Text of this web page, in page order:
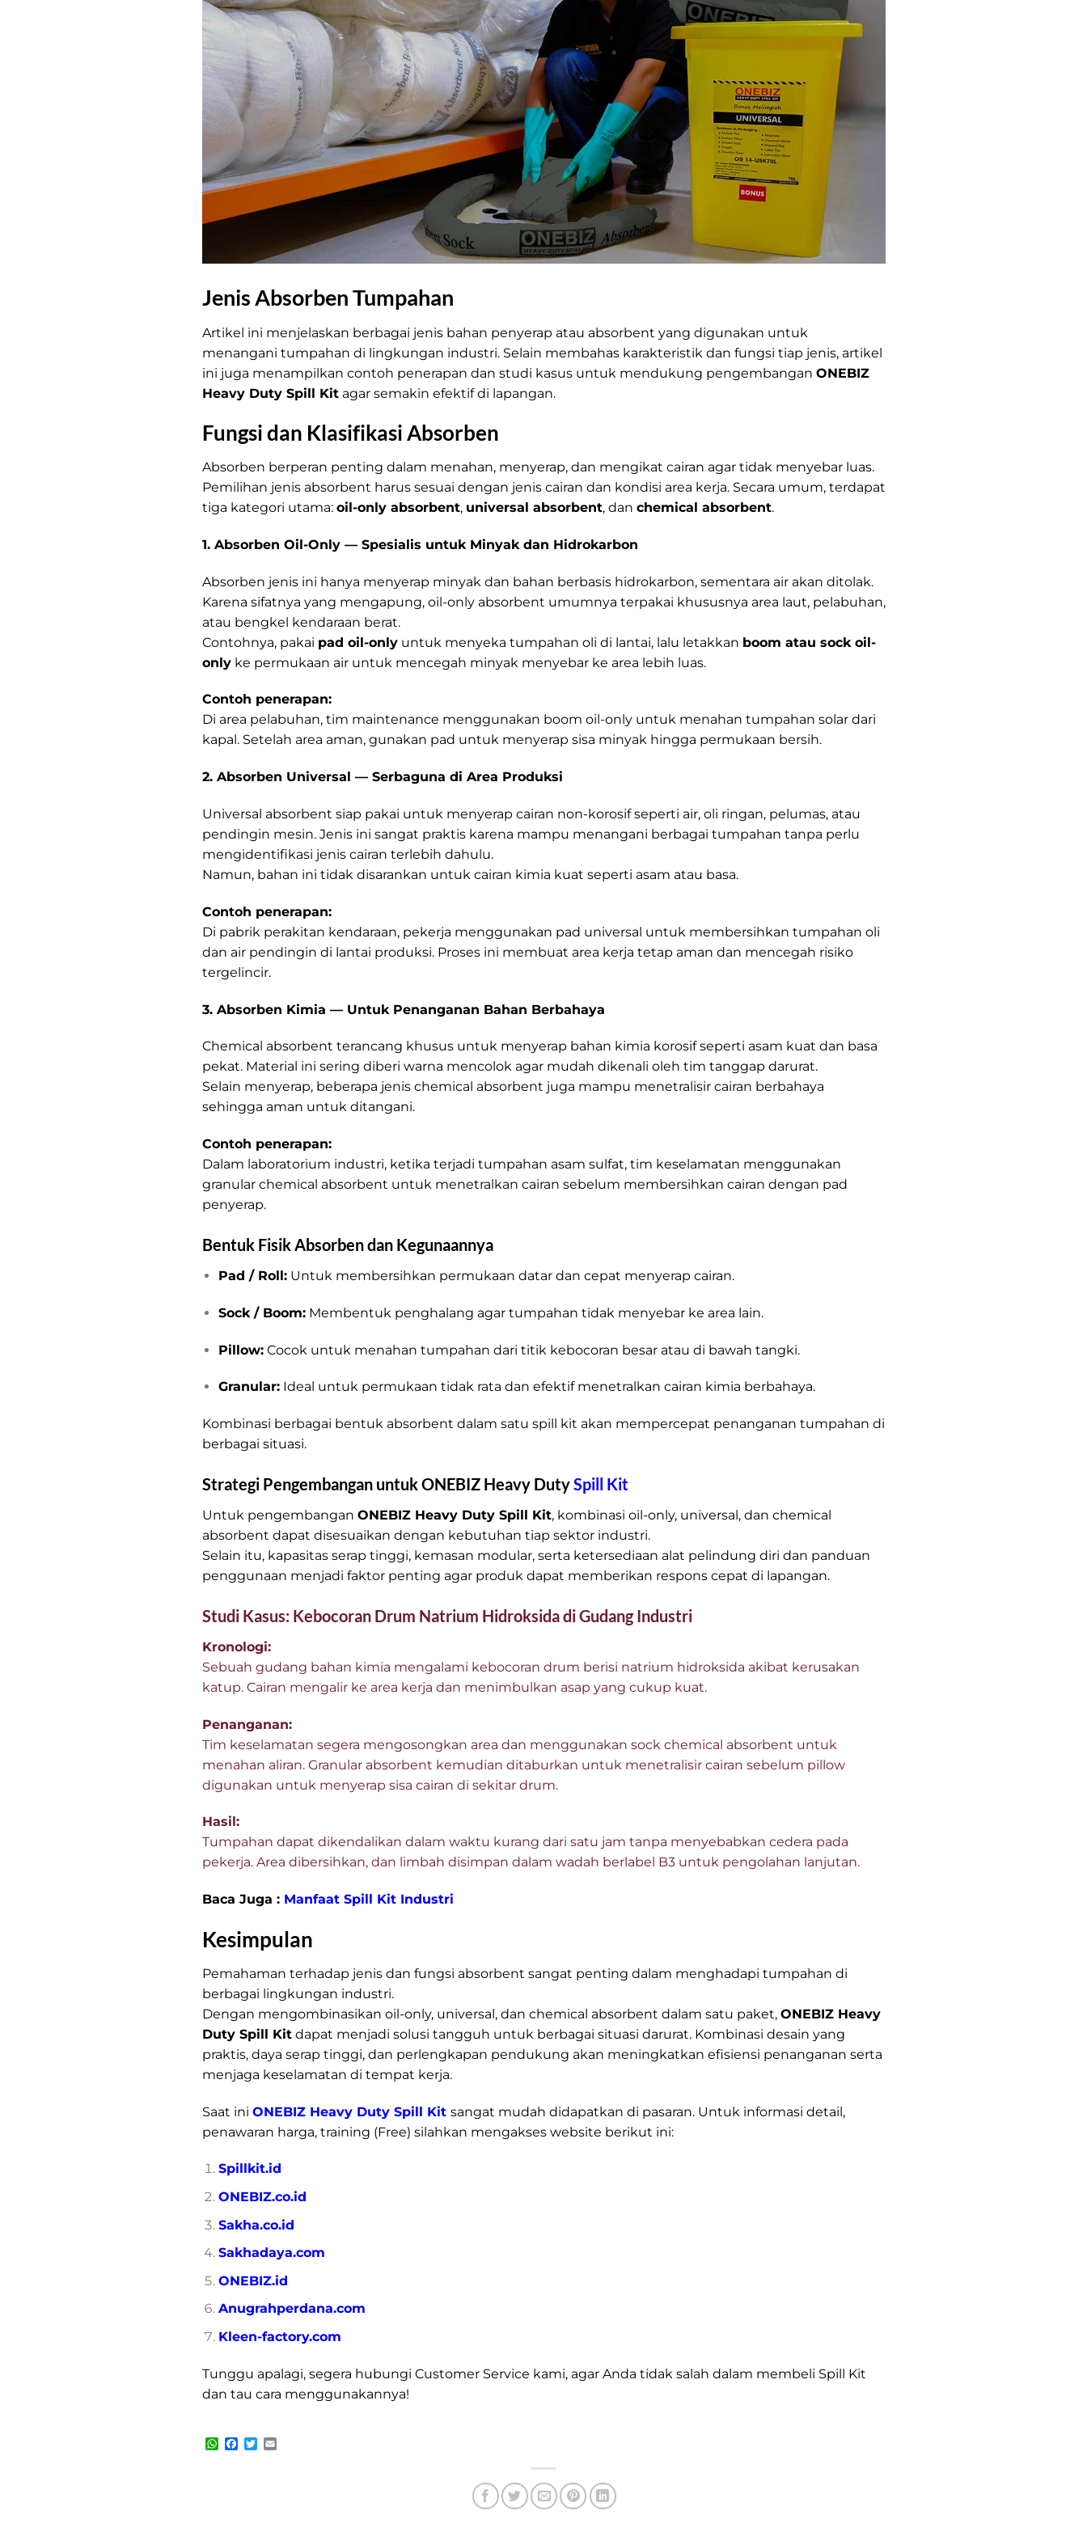
Jenis Absorben Tumpahan
Artikel ini menjelaskan berbagai jenis bahan penyerap atau absorbent yang digunakan untuk
menangani tumpahan di lingkungan industri. Selain membahas karakteristik dan fungsi tiap jenis, artikel
ini juga menampilkan contoh penerapan dan studi kasus untuk mendukung pengembangan ONEBIZ
Heavy Duty Spill Kitagar semakin efektif di lapangan.
Fungsi dan Klasifikasi Absorben
Absorben berperan penting dalam menahan, menyerap, dan mengikat cairan agar tidak menyebar luas.
Pemilihan jenis absorbent harus sesuai dengan jenis cairan dan kondisi area kerja. Secara umum, terdapat
tiga kategori utama: oil-only absorbent, universal absorbent, dan chemical absorbent.
1. Absorben Oil-Only — Spesialis untuk Minyak dan Hidrokarbon
Absorben jenis ini hanya menyerap minyak dan bahan berbasis hidrokarbon, sementara air akan ditolak.
Karena sifatnya yang mengapung, oil-only absorbent umumnya terpakai khususnya area laut, pelabuhan,
atau bengkel kendaraan berat.
Contohnya, pakai pad oil-onlyuntuk menyeka tumpahan oli di lantai, lalu letakkan boom atau sock oil-
onlyke permukaan air untuk mencegah minyak menyebar ke area lebih luas.
Contoh penerapan:
Di area pelabuhan, tim maintenance menggunakan boom oil-only untuk menahan tumpahan solar dari
kapal. Setelah area aman, gunakan pad untuk menyerap sisa minyak hingga permukaan bersih.
2. Absorben Universal — Serbaguna di Area Produksi
Universal absorbent siap pakai untuk menyerap cairan non-korosif seperti air, oli ringan, pelumas, atau
pendingin mesin. Jenis ini sangat praktis karena mampu menangani berbagai tumpahan tanpa perlu
mengidentifikasi jenis cairan terlebih dahulu.
Namun, bahan ini tidak disarankan untuk cairan kimia kuat seperti asam atau basa.
Contoh penerapan:
Di pabrik perakitan kendaraan, pekerja menggunakan pad universal untuk membersihkan tumpahan oli
dan air pendingin di lantai produksi. Proses ini membuat area kerja tetap aman dan mencegah risiko
tergelincir.
3. Absorben Kimia — Untuk Penanganan Bahan Berbahaya
Chemical absorbent terancang khusus untuk menyerap bahan kimia korosif seperti asam kuat dan basa
pekat. Material ini sering diberi warna mencolok agar mudah dikenali oleh tim tanggap darurat.
Selain menyerap, beberapa jenis chemical absorbent juga mampu menetralisir cairan berbahaya
sehingga aman untuk ditangani.
Contoh penerapan:
Dalam laboratorium industri, ketika terjadi tumpahan asam sulfat, tim keselamatan menggunakan
granular chemical absorbent untuk menetralkan cairan sebelum membersihkan cairan dengan pad
penyerap.
Bentuk Fisik Absorben dan Kegunaannya
Pad / Roll: Untuk membersihkan permukaan datar dan cepat menyerap cairan.
Sock / Boom: Membentuk penghalang agar tumpahan tidak menyebar ke area lain.
Pillow: Cocok untuk menahan tumpahan dari titik kebocoran besar atau di bawah tangki.
Granular: Ideal untuk permukaan tidak rata dan efektif menetralkan cairan kimia berbahaya.
Kombinasi berbagai bentuk absorbent dalam satu spill kit akan mempercepat penanganan tumpahan di
berbagai situasi.
Strategi Pengembangan untuk ONEBIZ Heavy DutySpill Kit
Untuk pengembangan ONEBIZ Heavy Duty Spill Kit, kombinasi oil-only, universal, dan chemical
absorbent dapat disesuaikan dengan kebutuhan tiap sektor industri.
Selain itu, kapasitas serap tinggi, kemasan modular, serta ketersediaan alat pelindung diri dan panduan
penggunaan menjadi faktor penting agar produk dapat memberikan respons cepat di lapangan.
Studi Kasus: Kebocoran Drum Natrium Hidroksida di Gudang Industri
Kronologi:
Sebuah gudang bahan kimia mengalami kebocoran drum berisi natrium hidroksida akibat kerusakan
katup. Cairan mengalir ke area kerja dan menimbulkan asap yang cukup kuat.
Penanganan:
Tim keselamatan segera mengosongkan area dan menggunakan sock chemical absorbent untuk
menahan aliran. Granular absorbent kemudian ditaburkan untuk menetralisir cairan sebelum pillow
digunakan untuk menyerap sisa cairan di sekitar drum.
Hasil:
Tumpahan dapat dikendalikan dalam waktu kurang dari satu jam tanpa menyebabkan cedera pada
pekerja. Area dibersihkan, dan limbah disimpan dalam wadah berlabel B3 untuk pengolahan lanjutan.
Baca Juga : Manfaat Spill Kit Industri
Kesimpulan
Pemahaman terhadap jenis dan fungsi absorbent sangat penting dalam menghadapi tumpahan di
berbagai lingkungan industri.
Dengan mengombinasikan oil-only, universal, dan chemical absorbent dalam satu paket, ONEBIZ Heavy
Duty Spill Kitdapat menjadi solusi tangguh untuk berbagai situasi darurat. Kombinasi desain yang
praktis, daya serap tinggi, dan perlengkapan pendukung akan meningkatkan efisiensi penanganan serta
menjaga keselamatan di tempat kerja.
Saat ini ONEBIZ Heavy Duty Spill Kit sangat mudah didapatkan di pasaran. Untuk informasi detail,
penawaran harga, training (Free) silahkan mengakses website berikut ini:
Spillkit.id
ONEBIZ.co.id
Sakha.co.id
Sakhadaya.com
ONEBIZ.id
Anugrahperdana.com
Kleen-factory.com
Tunggu apalagi, segera hubungi Customer Service kami, agar Anda tidak salah dalam membeli Spill Kit
dan tau cara menggunakannya!
WhatsApp
Facebook
Twitter
Email